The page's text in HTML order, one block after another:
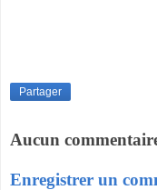
Partager
Aucun
Enregistrer un